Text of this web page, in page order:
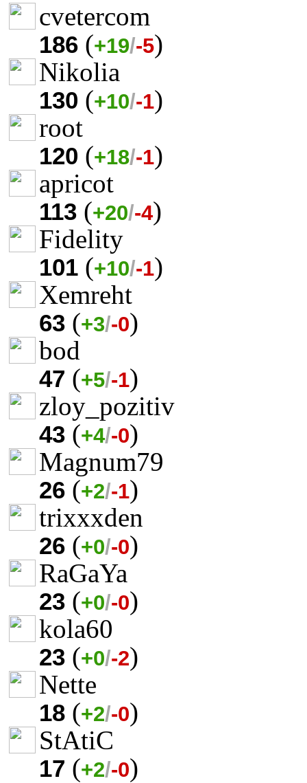
cvetercom
186 (+19/-5)
Nikolia
130 (+10/-1)
root
120 (+18/-1)
apricot
113 (+20/-4)
Fidelity
101 (+10/-1)
Xemreht
63 (+3/-0)
bod
47 (+5/-1)
zloy_pozitiv
43 (+4/-0)
Magnum79
26 (+2/-1)
trixxxden
26 (+0/-0)
RaGaYa
23 (+0/-0)
kola60
23 (+0/-2)
Nette
18 (+2/-0)
StAtiC
17 (+2/-0)